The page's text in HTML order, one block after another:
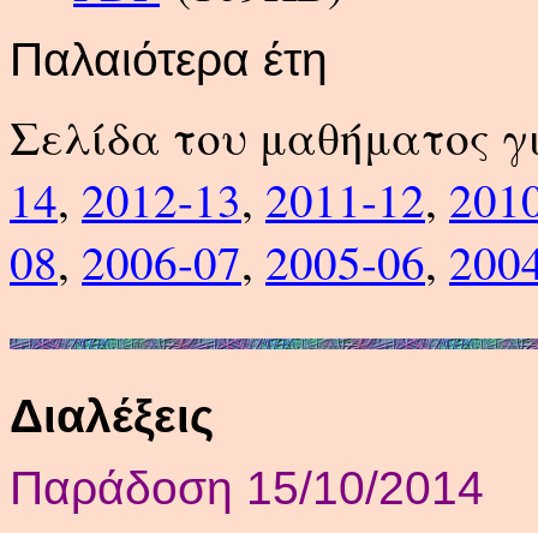
Παλαιότερα έτη
Σελίδα του μαθήματος
14, 2012-13, 2011-12,
08, 2006-07, 2005-06,
Διαλέξεις
Παράδοση 15/10/2014